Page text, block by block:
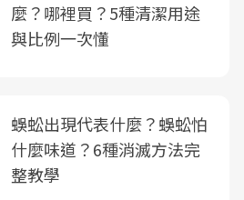
麼？哪裡買？5種清潔用途
與比例一次懂
蜈蚣出現代表什麼？蜈蚣怕
什麼味道？6種消滅方法完
整教學